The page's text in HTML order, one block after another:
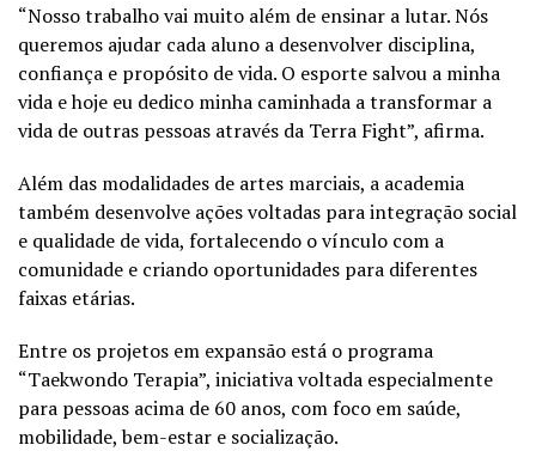
“Nosso trabalho vai muito além de ensinar a lutar. Nós
queremos ajudar cada aluno a desenvolver disciplina,
confiança e propósito de vida. O esporte salvou a minha
vida e hoje eu dedico minha caminhada a transformar a
vida de outras pessoas através da Terra Fight”, afirma.
Além das modalidades de artes marciais, a academia
também desenvolve ações voltadas para integração social
e qualidade de vida, fortalecendo o vínculo com a
comunidade e criando oportunidades para diferentes
faixas etárias.
Entre os projetos em expansão está o programa
“Taekwondo Terapia”, iniciativa voltada especialmente
para pessoas acima de 60 anos, com foco em saúde,
mobilidade, bem-estar e socialização.